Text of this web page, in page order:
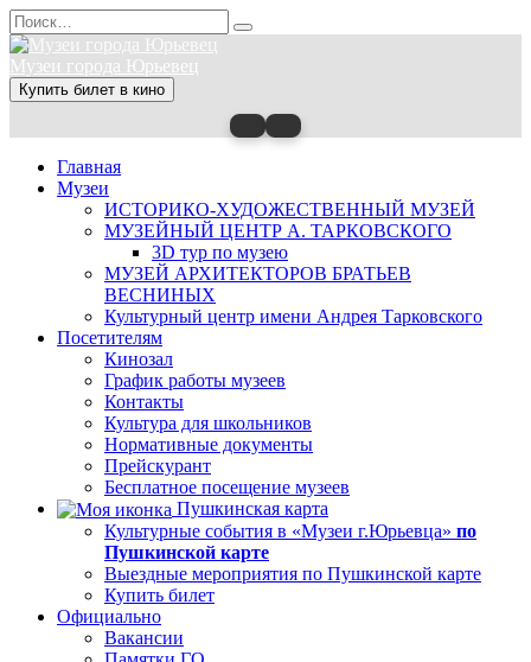
Перейти
к
содержанию
Search
for:
Музеи города Юрьевец
Купить билет в кино
Главная
Музеи
ИСТОРИКО-ХУДОЖЕСТВЕННЫЙ МУЗЕЙ
МУЗЕЙНЫЙ ЦЕНТР А. ТАРКОВСКОГО
3D тур по музею
МУЗЕЙ АРХИТЕКТОРОВ БРАТЬЕВ
ВЕСНИНЫХ
Культурный центр имени Андрея Тарковского
Посетителям
Кинозал
График работы музеев
Контакты
Культура для школьников
Нормативные документы
Прейскурант
Бесплатное посещение музеев
Пушкинская карта
Культурные события в «Музеи г.Юрьевца» по
Пушкинской карте
Выездные мероприятия по Пушкинской карте
Купить билет
Официально
Вакансии